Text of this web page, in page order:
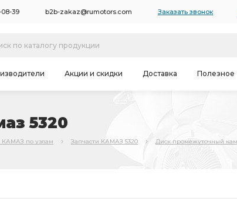
39 b2b-zakaz@rumotors.com Заказать звонок
Акции и скидки Доставка Полезное
5320
КАМАЗ по узлам Запчасти КАМАЗ 5320 Диск промежуточный